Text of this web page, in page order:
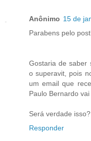
Anônimo 15 de
Parabens pelo
Gostaria de saber
o superavit, pois
um email que
Paulo Bernardo
Será verdade
Responder